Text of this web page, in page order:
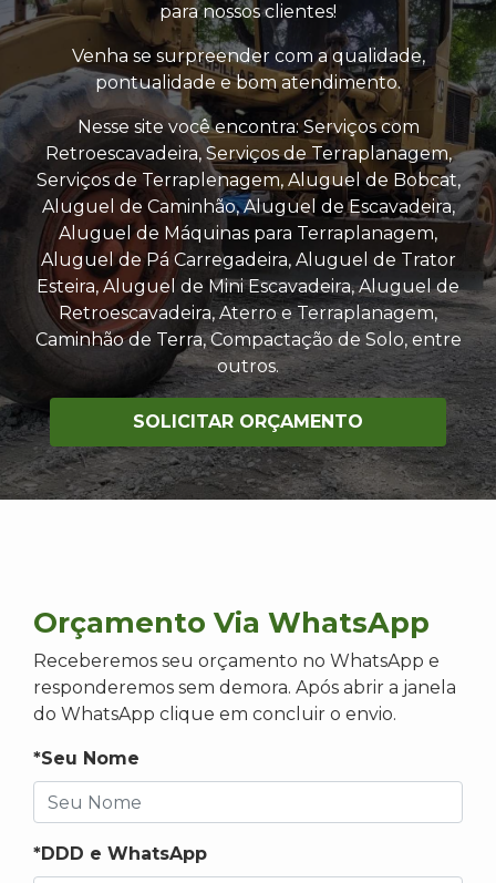
para nossos clientes!
Venha se surpreender com a qualidade,
pontualidade e bom atendimento.
Nesse site você encontra: Serviços com
Retroescavadeira, Serviços de Terraplanagem,
Serviços de Terraplenagem, Aluguel de Bobcat,
Aluguel de Caminhão, Aluguel de Escavadeira,
Aluguel de Máquinas para Terraplanagem,
Aluguel de Pá Carregadeira, Aluguel de Trator
Esteira, Aluguel de Mini Escavadeira, Aluguel de
Retroescavadeira, Aterro e Terraplanagem,
Caminhão de Terra, Compactação de Solo, entre
outros.
SOLICITAR ORÇAMENTO
Orçamento Via WhatsApp
Receberemos seu orçamento no WhatsApp e
responderemos sem demora. Após abrir a janela
do WhatsApp clique em concluir o envio.
*Seu Nome
*DDD e WhatsApp